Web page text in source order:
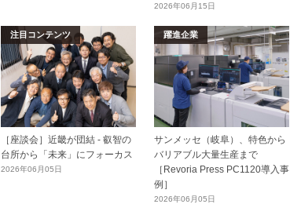
2026年06月15日
注目コンテンツ
［座談会］近畿が団結 - 叡智の
台所から「未来」にフォーカス
2026年06月05日
躍進企業
サンメッセ（岐阜）、特色から
バリアブル大量生産まで
［Revoria Press PC1120導入事
例］
2026年06月05日